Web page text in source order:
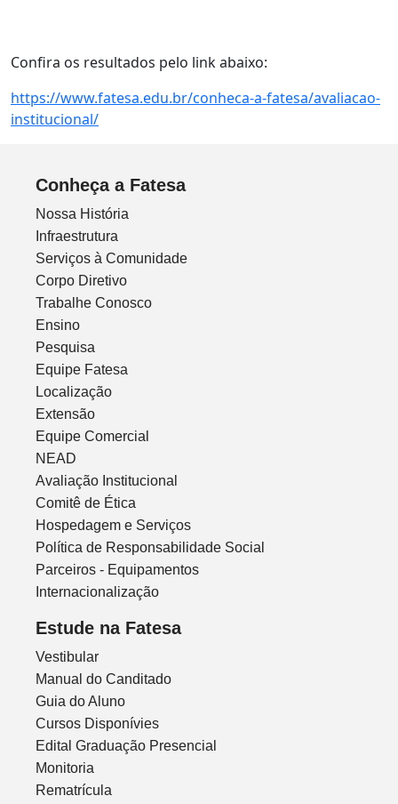
Confira os resultados pelo link abaixo:
https://www.fatesa.edu.br/conheca-a-fatesa/avaliacao-
institucional/
Conheça a Fatesa
Nossa História
Infraestrutura
Serviços à Comunidade
Corpo Diretivo
Trabalhe Conosco
Ensino
Pesquisa
Equipe Fatesa
Localização
Extensão
Equipe Comercial
NEAD
Avaliação Institucional
Comitê de Ética
Hospedagem e Serviços
Política de Responsabilidade Social
Parceiros - Equipamentos
Internacionalização
Estude na Fatesa
Vestibular
Manual do Canditado
Guia do Aluno
Cursos Disponívies
Edital Graduação Presencial
Monitoria
Rematrícula